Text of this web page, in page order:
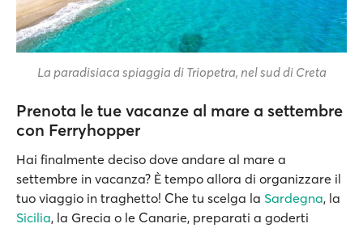
La paradisiaca spiaggia di Triopetra, nel sud di Creta
Prenota le tue vacanze al mare a settembre
con Ferryhopper
Hai finalmente deciso dove andare al mare a
settembre in vacanza? È tempo allora di organizzare il
tuo viaggio in traghetto! Che tu scelga la Sardegna, la
Sicilia, la Grecia o le Canarie, preparati a goderti